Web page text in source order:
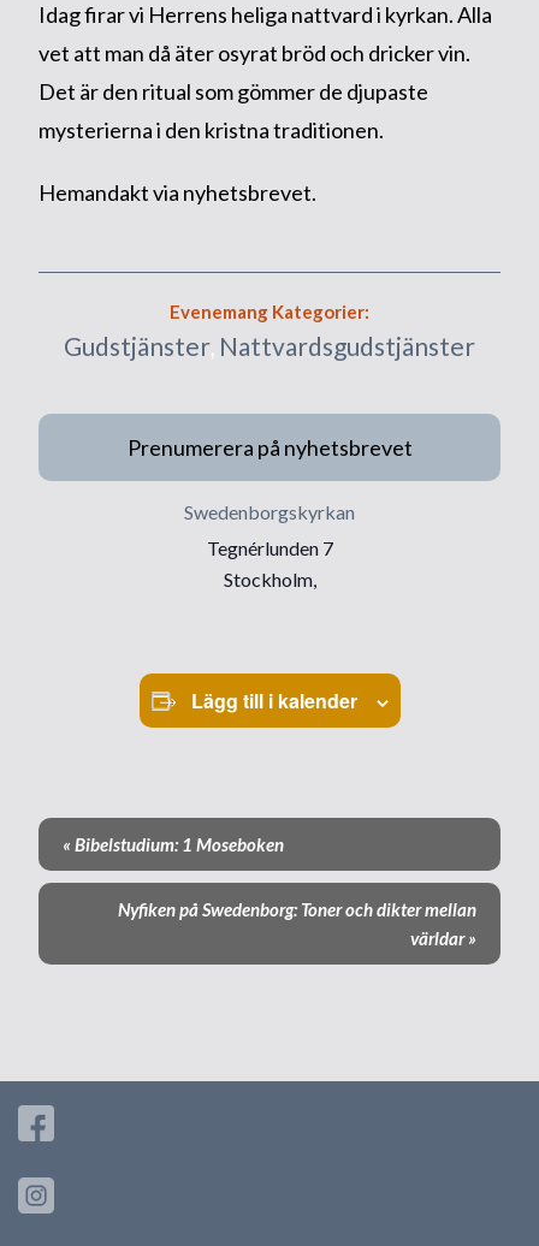
Idag firar vi Herrens heliga nattvard i kyrkan. Alla
vet att man då äter osyrat bröd och dricker vin.
Det är den ritual som gömmer de djupaste
mysterierna i den kristna traditionen.
Hemandakt via nyhetsbrevet.
Evenemang Kategorier:
Gudstjänster, Nattvardsgudstjänster
Prenumerera på nyhetsbrevet
Swedenborgskyrkan
Tegnérlunden 7
Stockholm,
Lägg till i kalender
E
v
n
g
-
n
v
i
« Bibelstudium: 1 Moseboken
Nyfiken på Swedenborg: Toner och dikter mellan
världar»